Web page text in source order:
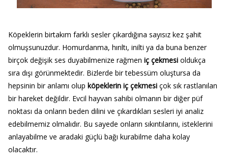
Köpeklerin birtakım farklı sesler çıkardığına sayısız kez şahit
olmuşsunuzdur. Homurdanma, hırıltı, inilti ya da buna benzer
birçok değişik ses duyabilmenize rağmen iç çekmesioldukça
sıra dışı görünmektedir. Bizlerde bir tebessüm oluştursa da
hepsinin bir anlamı olup köpeklerin iç çekmesiçok sık rastlanılan
bir hareket değildir. Evcil hayvan sahibi olmanın bir diğer püf
noktası da onların beden dilini ve çıkardıkları sesleri iyi analiz
edebilmemiz olmalıdır. Bu sayede onların sıkıntılarını, isteklerini
anlayabilme ve aradaki güçlü bağı kurabilme daha kolay
olacaktır.